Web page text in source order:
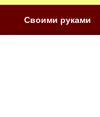
Своими руками